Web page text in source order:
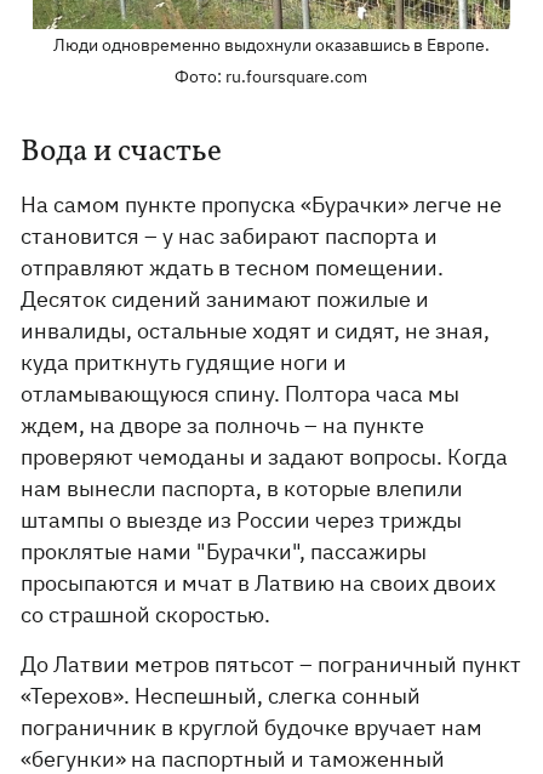
Люди одновременно выдохнули оказавшись в Европе.
Фото: ru.foursquare.com
Вода и счастье
На самом пункте пропуска «Бурачки» легче не
становится – у нас забирают паспорта и
отправляют ждать в тесном помещении.
Десяток сидений занимают пожилые и
инвалиды, остальные ходят и сидят, не зная,
куда приткнуть гудящие ноги и
отламывающуюся спину. Полтора часа мы
ждем, на дворе за полночь – на пункте
проверяют чемоданы и задают вопросы. Когда
нам вынесли паспорта, в которые влепили
штампы о выезде из России через трижды
проклятые нами "Бурачки", пассажиры
просыпаются и мчат в Латвию на своих двоих
со страшной скоростью.
До Латвии метров пятьсот – пограничный пункт
«Терехов». Неспешный, слегка сонный
пограничник в круглой будочке вручает нам
«бегунки» на паспортный и таможенный